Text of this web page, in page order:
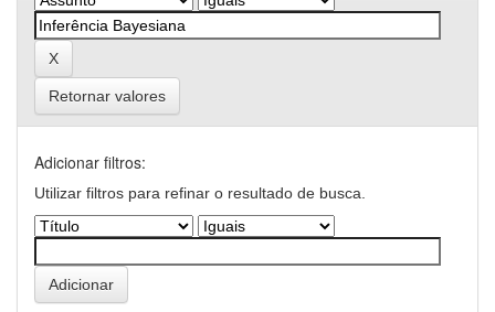
Retornar valores
Adicionar filtros:
Utilizar filtros para refinar o resultado de busca.